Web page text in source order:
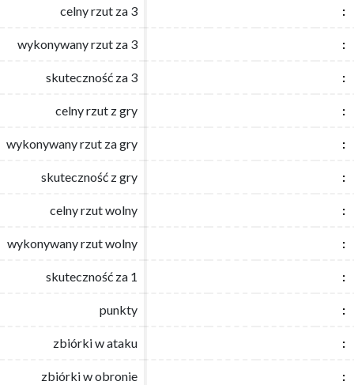
celny rzut za 3 :
wykonywany rzut za 3 :
skuteczność za 3 :
celny rzut z gry :
wykonywany rzut za gry :
skuteczność z gry :
celny rzut wolny :
wykonywany rzut wolny :
skuteczność za 1 :
punkty :
zbiórki w ataku :
zbiórki w obronie :
celny rzut za 3 :
wykonywany rzut za 3 :
skuteczność za 3 :
celny rzut z gry :
wykonywany rzut za gry :
skuteczność z gry :
celny rzut wolny :
wykonywany rzut wolny :
skuteczność za 1 :
punkty :
zbiórki w ataku :
zbiórki w obronie :